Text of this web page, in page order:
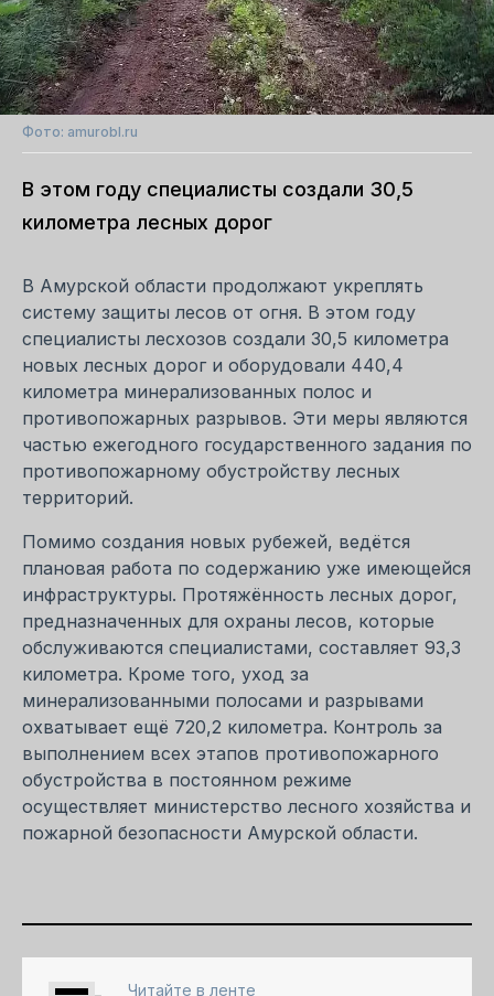
Фото: amurobl.ru
В этом году специалисты создали 30,5
километра лесных дорог
В Амурской области продолжают укреплять
систему защиты лесов от огня. В этом году
специалисты лесхозов создали 30,5 километра
новых лесных дорог и оборудовали 440,4
километра минерализованных полос и
противопожарных разрывов. Эти меры являются
частью ежегодного государственного задания по
противопожарному обустройству лесных
территорий.
Помимо создания новых рубежей, ведётся
плановая работа по содержанию уже имеющейся
инфраструктуры. Протяжённость лесных дорог,
предназначенных для охраны лесов, которые
обслуживаются специалистами, составляет 93,3
километра. Кроме того, уход за
минерализованными полосами и разрывами
охватывает ещё 720,2 километра. Контроль за
выполнением всех этапов противопожарного
обустройства в постоянном режиме
осуществляет министерство лесного хозяйства и
пожарной безопасности Амурской области.
Читайте в ленте